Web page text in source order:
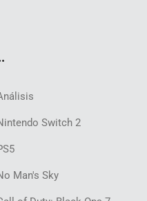
Switch 2
Man's Sky